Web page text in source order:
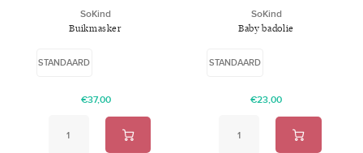
SoKind
Buikmasker
STANDAARD
€37,00
SoKind
Baby badolie
STANDAARD
€23,00